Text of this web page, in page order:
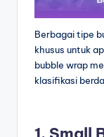
Berbagai tipe
khusus untuk
bubble wrap
klasifikasi